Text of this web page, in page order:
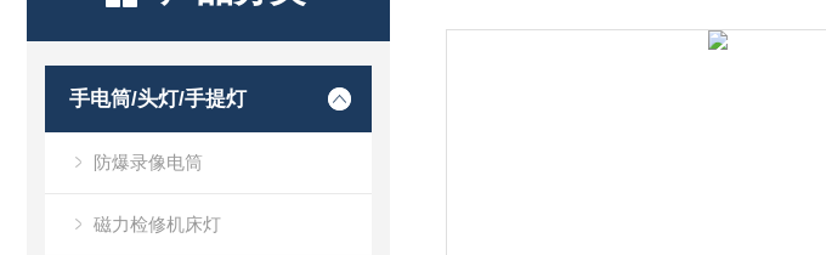
手电筒/头灯/手提灯
防爆录像电筒
磁力检修机床灯